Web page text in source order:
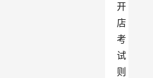
开
店
考
试
则